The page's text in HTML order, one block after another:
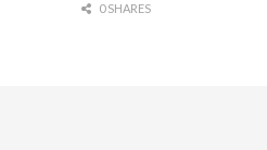
0 SHARES